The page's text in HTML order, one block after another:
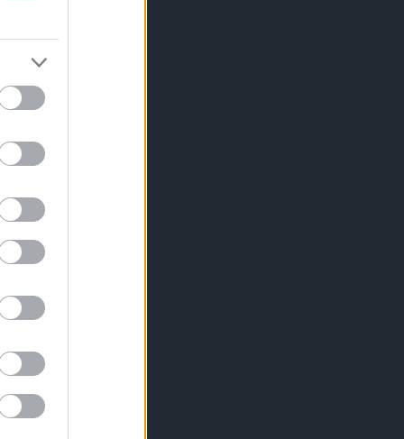
rendrakás a
padlizsán
nevelése
(1
(1
(2) parador
reggeli 1
)
petúnia
piacenzai
)
(1)
(1)
rebarbara
(1) remo
1
1) retek